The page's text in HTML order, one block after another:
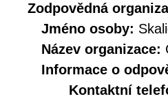
Zodpovědná
Jméno osoby:
Název organizace:
Informace o
Kontaktní